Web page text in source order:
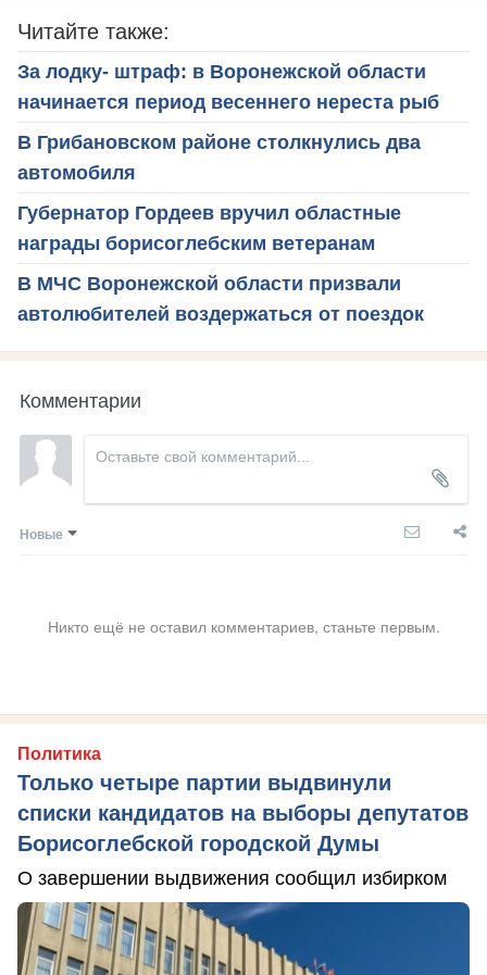
Читайте также:
За лодку- штраф: в Воронежской области
начинается период весеннего нереста рыб
В Грибановском районе столкнулись два
автомобиля
Губернатор Гордеев вручил областные
награды борисоглебским ветеранам
В МЧС Воронежской области призвали
автолюбителей воздержаться от поездок
Комментарии
Новые
Никто ещё не оставил комментариев, станьте первым.
Политика
Только четыре партии выдвинули
списки кандидатов на выборы депутатов
Борисоглебской городской Думы
О завершении выдвижения сообщил избирком